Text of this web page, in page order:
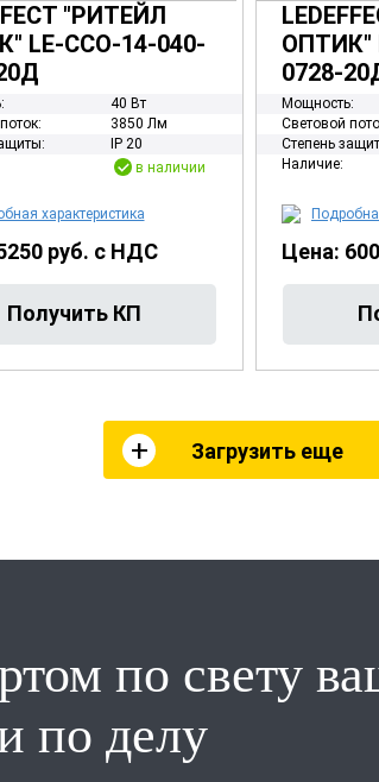
"РИТЕЙЛ
LE-ССО-14-040-
40 Вт
3850 Лм
IP 20
в наличии
характеристика
руб. с НДС
ОПТИК"
0728-
Мощность:
Световой
Степень
Наличие:
Цена:
Загрузить еще
по свету
по делу